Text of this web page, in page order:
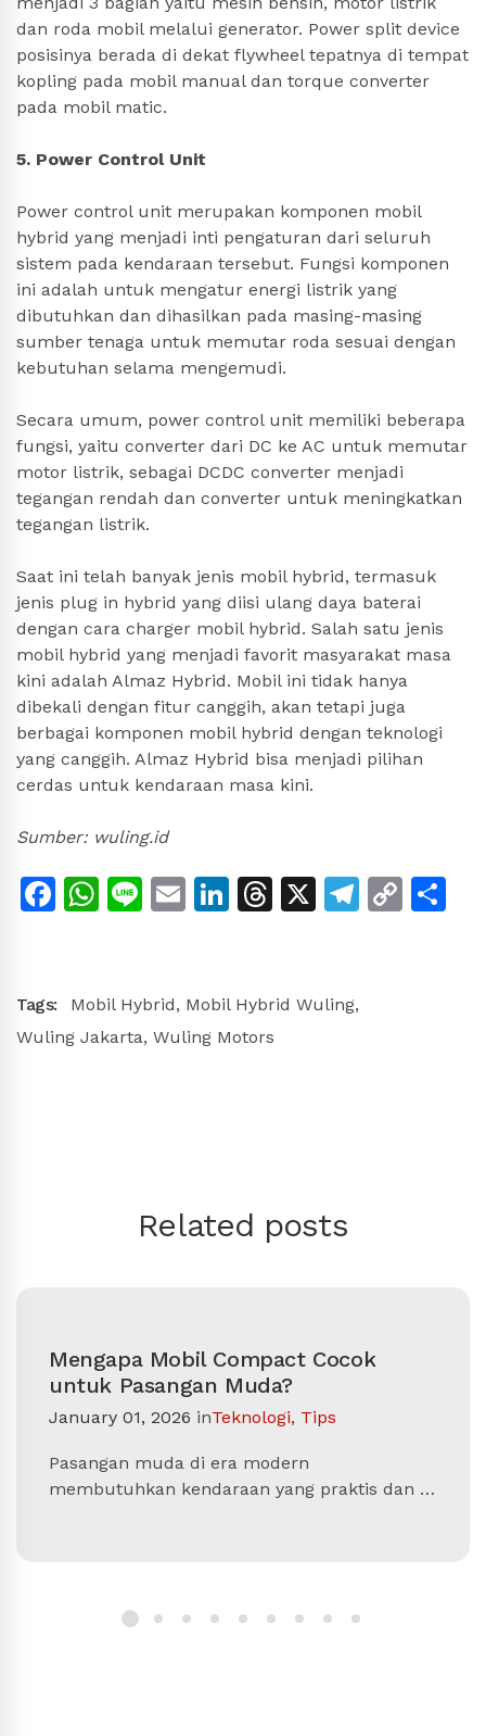
dan roda mobil melalui generator. Power split device
posisinya berada di dekat flywheel tepatnya di tempat
kopling pada mobil manual dan torque converter
pada mobil matic.
5. Power Control Unit
Power control unit merupakan komponen mobil
hybrid yang menjadi inti pengaturan dari seluruh
sistem pada kendaraan tersebut. Fungsi komponen
ini adalah untuk mengatur energi listrik yang
dibutuhkan dan dihasilkan pada masing-masing
sumber tenaga untuk memutar roda sesuai dengan
kebutuhan selama mengemudi.
Secara umum, power control unit memiliki beberapa
fungsi, yaitu converter dari DC ke AC untuk memutar
motor listrik, sebagai DCDC converter menjadi
tegangan rendah dan converter untuk meningkatkan
tegangan listrik.
Saat ini telah banyak jenis mobil hybrid, termasuk
jenis plug in hybrid yang diisi ulang daya baterai
dengan cara charger mobil hybrid. Salah satu jenis
mobil hybrid yang menjadi favorit masyarakat masa
kini adalah Almaz Hybrid. Mobil ini tidak hanya
dibekali dengan fitur canggih, akan tetapi juga
berbagai komponen mobil hybrid dengan teknologi
yang canggih. Almaz Hybrid bisa menjadi pilihan
cerdas untuk kendaraan masa kini.
Sumber: wuling.id
Facebook
WhatsApp
LineEmailLinkedIn
Threads
X
Copy
Tags: Mobil Hybrid, Mobil Hybrid Wuling,
Wuling Jakarta, Wuling Motors
Related posts
Mengapa Mobil Compact Cocok
untuk Pasangan Muda?
January 01, 2026 inTeknologi, Tips
Pasangan muda di era modern
membutuhkan kendaraan yang praktis dan …